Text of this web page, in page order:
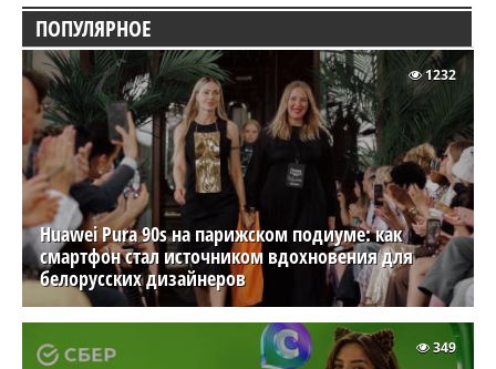
ПОПУЛЯРНОЕ
Huawei Pura 90s на парижском подиуме: как
смартфон стал источником вдохновения для
белорусских дизайнеров
1232
349